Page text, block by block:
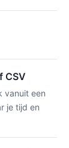
CSV
vanuit een
je tijd en